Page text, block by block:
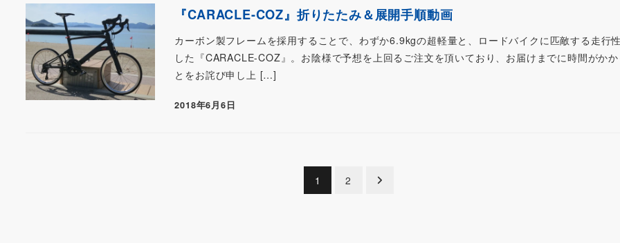
『CARACLE-COZ』折りたたみ＆展開手順動画
カーボン製フレームを採用することで、わずか6.9kgの超軽量と、ロードバイクに匹敵する走行
した『CARACLE-COZ』。お陰様で予想を上回るご注文を頂いており、お届けまでに時間がかか
とをお詫び申し上 […]
2018年6月6日
1 2